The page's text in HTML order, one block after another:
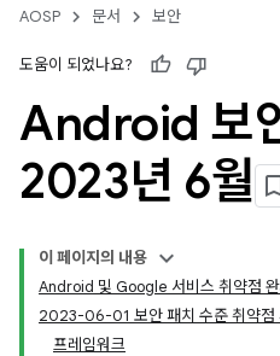
AOSP 문서 보안
도움이 되었나요?
Android 보
2023년 6월
이 페이지의 내용
Android 및 Google 서비스 취약점
2023-06-01 보안 패치 수준 취약점
프레임워크